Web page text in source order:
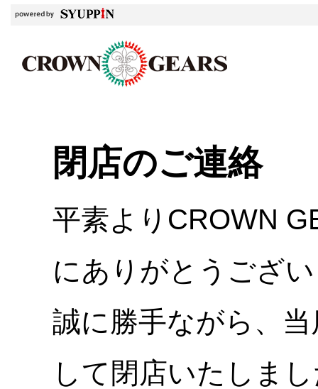
閉店のご連絡
平素よりCROWN
にありがとうござ
誠に勝手ながら、
して閉店いたしま